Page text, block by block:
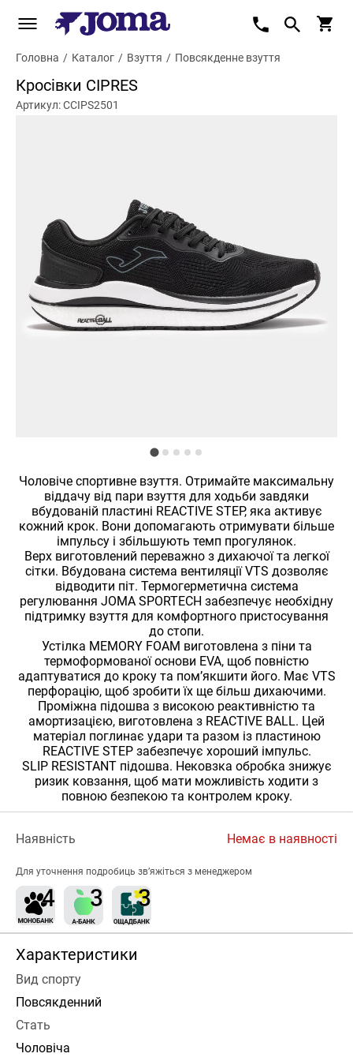
Головна / Каталог / Взуття / Повсякденне взуття
Кросівки CIPRES
Артикул: CCIPS2501
Чоловіче спортивне взуття. Отримайте максимальну
віддачу від пари взуття для ходьби завдяки
вбудованій пластині REACTIVE STEP, яка активує
кожний крок. Вони допомагають отримувати більше
імпульсу і збільшують темп прогулянок.
Верх виготовлений переважно з дихаючої та легкої
сітки. Вбудована система вентиляції VTS дозволяє
відводити піт. Термогерметична система
регулювання JOMA SPORTECH забезпечує необхідну
підтримку взуття для комфортного пристосування
до стопи.
Устілка MEMORY FOAM виготовлена ​​з піни та
термоформованої основи EVA, щоб повністю
адаптуватися до кроку та пом’якшити його. Має VTS
перфорацію, щоб зробити їх ще більш дихаючими.
Проміжна підошва з високою реактивністю та
амортизацією, виготовлена ​​з REACTIVE BALL. Цей
матеріал поглинає удари та разом із пластиною
REACTIVE STEP забезпечує хороший імпульс.
SLIP RESISTANT підошва. Нековзка обробка знижує
ризик ковзання, щоб мати можливість ходити з
повною безпекою та контролем кроку.
Наявність Немає в наявності
Для уточнення подробиць зв’яжіться з менеджером
Характеристики
Вид спорту
Повсякденний
Стать
Чоловіча